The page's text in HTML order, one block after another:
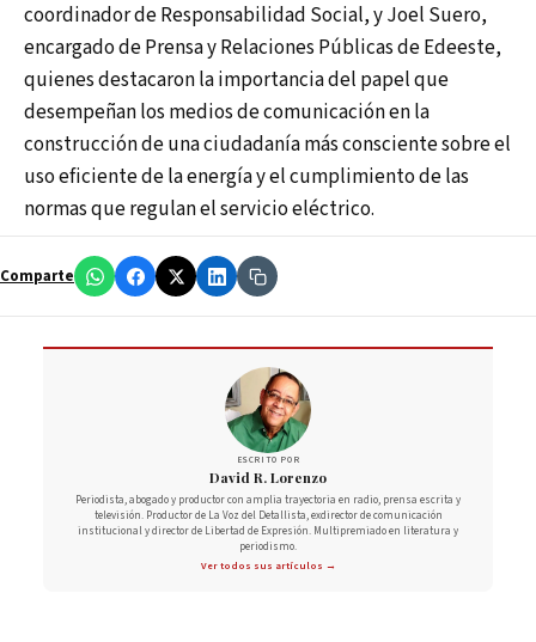
coordinador de Responsabilidad Social, y Joel Suero,
encargado de Prensa y Relaciones Públicas de Edeeste,
quienes destacaron la importancia del papel que
desempeñan los medios de comunicación en la
construcción de una ciudadanía más consciente sobre el
uso eficiente de la energía y el cumplimiento de las
normas que regulan el servicio eléctrico.
Comparte
ESCRITO POR
David R. Lorenzo
Periodista, abogado y productor con amplia trayectoria en radio, prensa escrita y
televisión. Productor de La Voz del Detallista, exdirector de comunicación
institucional y director de Libertad de Expresión. Multipremiado en literatura y
periodismo.
Ver todos sus artículos →